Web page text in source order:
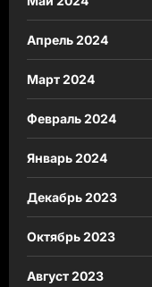
Апрель 2024
Март 2024
Февраль 2024
Январь 2024
Декабрь 2023
Октябрь 2023
Август 2023